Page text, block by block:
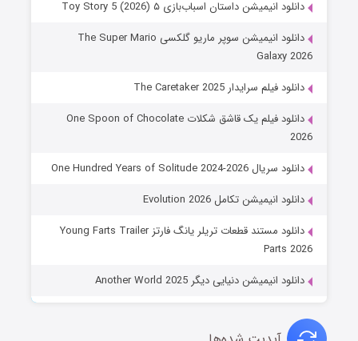
دانلود انیمیشن داستان اسباب‌بازی ۵ Toy Story 5 (2026)
دانلود انیمیشن سوپر ماریو گلکسی The Super Mario
Galaxy 2026
دانلود فیلم سرایدار The Caretaker 2025
دانلود فیلم یک قاشق شکلات One Spoon of Chocolate
2026
دانلود سریال One Hundred Years of Solitude 2024-2026
دانلود انیمیشن تکامل Evolution 2026
دانلود مستند قطعات تریلر یانگ فارتز Young Farts Trailer
Parts 2026
دانلود انیمیشن دنیایی دیگر Another World 2025